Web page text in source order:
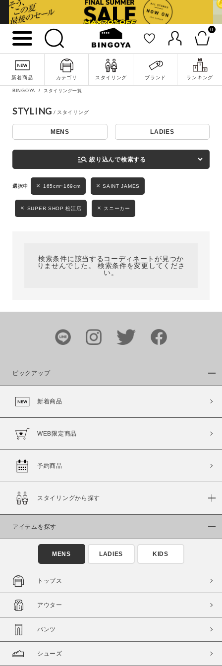
0
新着商品 カテゴリ スタイリング ブランド ランキング
詳細検索
キーワード
性別
MENS LADIES
ブランド
カラー
商品タイプ
通常商品
セール価格 WEB限定
在庫
在庫あり
BINGOYA スタイリング一覧
STYLING
MENS LADIES
manage_search 絞り込んで検索する
165cm~169cm SAINT JAMES
SUPER SHOP 松江店 スニーカー
検索条件に該当するコーディネートが見つか
りませんでした。 検索条件を変更してくださ
い。
ピックアップ
新着商品
WEB限定商品
予約商品
スタイリングから探す
アイテムを探す
MENS LADIES KIDS
トップス
アウター
パンツ
シューズ